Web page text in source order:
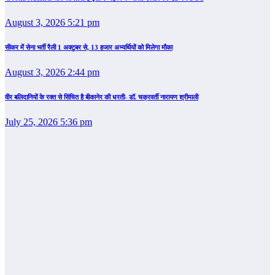
August 3, 2026 5:21 pm
सीकर में सेना भर्ती रैली 1 अक्टूबर से, 13 हजार अभ्यर्थियों को मिलेगा मौका
August 3, 2026 2:44 pm
वीर बलिदानियों के रक्त से सिंचित है बीकानेर की धरती- डॉ. चक्रवर्ती नारायण श्रीमाली
July 25, 2026 5:36 pm